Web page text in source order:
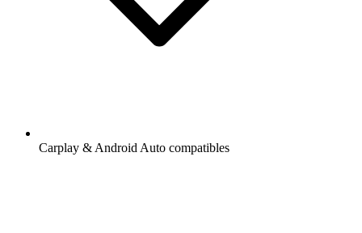
Carplay & Android Auto compatibles